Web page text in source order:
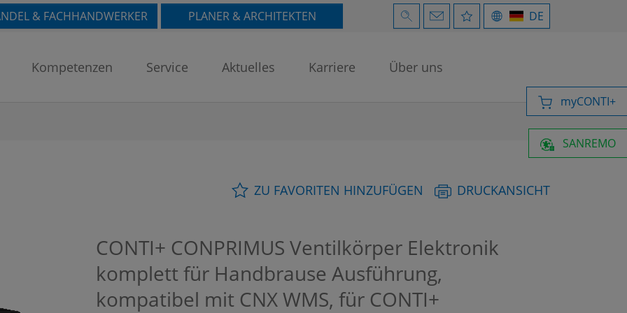
& FACHHANDWERKER PLANER & ARCHITEKTEN DE
Kompetenzen Service Aktuelles Karriere Über uns
SANREMO
myCONTI+
ZU FAVORITEN HINZUFÜGEN DRUCKANSICHT
CONTI+ CONPRIMUS Ventilkörper Elektronik
komplett für Handbrause Ausführung,
kompatibel mit CNX WMS, für CONTI+